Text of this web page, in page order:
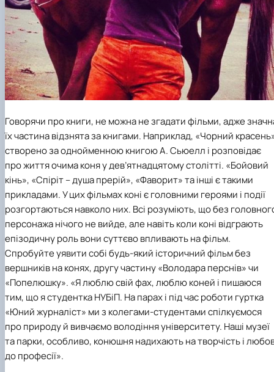
Говорячи про книги, не можна не згадати фільми, адже
їх частина відзнята за книгами. Наприклад, «Чорний
створено за однойменною книгою А. Сьюелл і розповідає
про життя очима коня у дев’ятнадцятому столітті. «Бойовий
кінь», «Спіріт – душа прерій», «Фаворит» та інші є такими
прикладами. У цих фільмах коні є головними героями і події
розгортаються навколо них. Всі розуміють, що без
персонажа нічого не вийде, але навіть коли коні відграють
епізодичну роль вони суттєво впливають на фільм.
Спробуйте уявити собі будь-який історичний фільм без
вершників на конях, другу частину «Володара перснів» чи
«Попелюшку». «Я люблю свій фах, люблю коней і пишаюся
тим, що я студентка НУБіП. На парах і під час роботи гуртка
«Юний журналіст» ми з колегами-студентами спілкуємося
про природу й вивчаємо володіння університету. Наші музеї
та парки, особливо, конюшня надихають на творчість і
до професії».